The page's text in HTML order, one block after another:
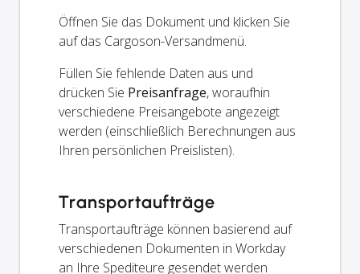
Öffnen Sie das Dokument und klicken Sie
auf das Cargoson-Versandmenü.
Füllen Sie fehlende Daten aus und
drücken Sie Preisanfrage, woraufhin
verschiedene Preisangebote angezeigt
werden (einschließlich Berechnungen aus
Ihren persönlichen Preislisten).
Transportaufträge
Transportaufträge können basierend auf
verschiedenen Dokumenten in Workday
an Ihre Spediteure gesendet werden